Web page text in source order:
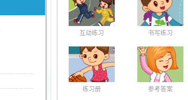
互动练习 书写练习
练习册 参考答案